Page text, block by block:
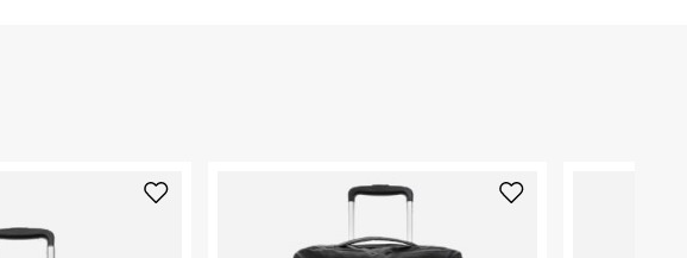
לפני החזרת החבילה, חשוב להדביק את מדבקת הגוביינא על גבי החבילה
במקום בו הודבקה הכתובת שלכם.
היבואן
טרמינל איקס אונליין בע"מ
בית פוקס-רח' החרמון